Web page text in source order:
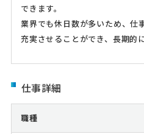
できます。
業界でも休日数が多いため、仕
充実させることができ、長期的
仕事詳細
職種